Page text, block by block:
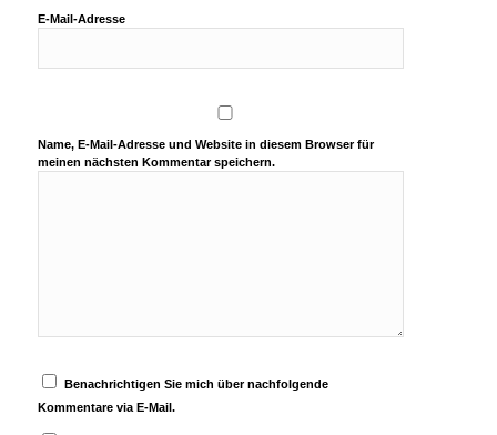
E-Mail-Adresse
Name, E-Mail-Adresse und Website in diesem Browser für
meinen nächsten Kommentar speichern.
Benachrichtigen Sie mich über nachfolgende
Kommentare via E-Mail.